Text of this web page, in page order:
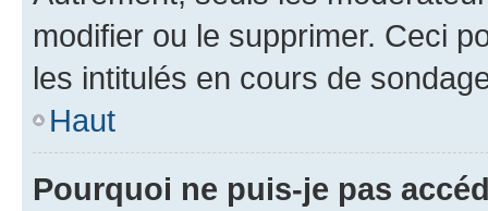
modifier ou le supprimer. Ceci
les intitulés en cours de
Haut
Pourquoi ne puis-je pas